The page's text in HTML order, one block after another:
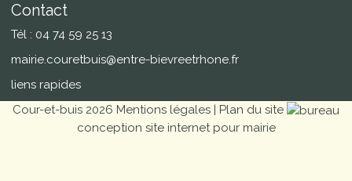
Contact
Tél : 04 74 59 25 13
mairie.couretbuis@entre-bievreetrhone.fr
liens rapides
Cour-et-buis 2026 Mentions légales | Plan du site
conception site internet pour mairie